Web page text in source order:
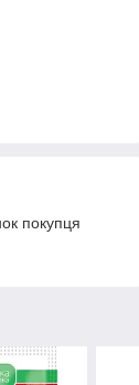
покупця